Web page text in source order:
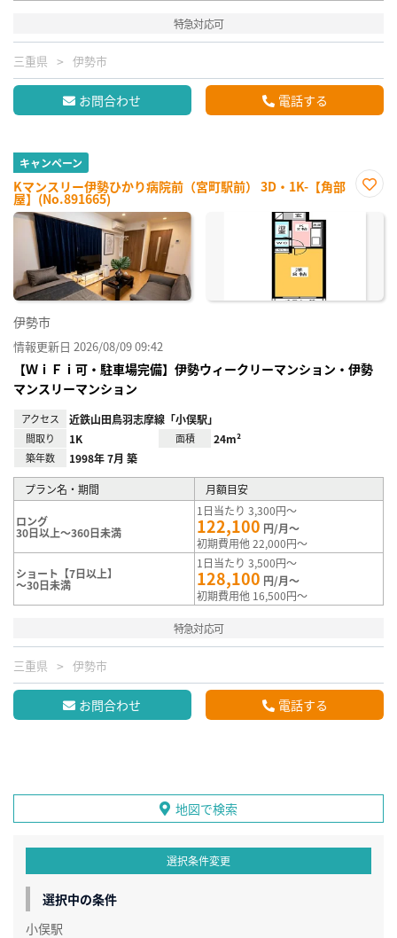
特急対応可
三重県 伊勢市
お問合わせ 電話する
キャンペーン
Kマンスリー伊勢ひかり病院前（宮町駅前） 3D・1K-【角部
屋】(No.891665)
に入
伊勢市
情報更新日 2026/08/09 09:42
【ＷｉＦｉ可・駐車場完備】伊勢ウィークリーマンション・伊勢
マンスリーマンション
アクセス 近鉄山田鳥羽志摩線「小俣駅」
間取り 1K 面積 24m²
築年数 1998年 7月 築
プラン名・期間 月額目安
ロング
30日以上～360日未満
1日当たり 3,300円～
122,100 円/月～
初期費用他 22,000円～
ショート【7日以上】
～30日未満
1日当たり 3,500円～
128,100 円/月～
初期費用他 16,500円～
特急対応可
三重県 伊勢市
お問合わせ 電話する
地図で検索
選択条件変更
選択中の条件
小俣駅